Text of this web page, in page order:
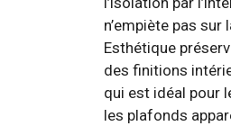
n’empiète pas
Esthétique
des finitions
qui est idéal pour
les plafonds